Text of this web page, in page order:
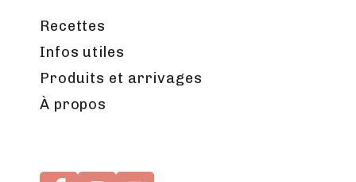
Recettes
Infos utiles
Produits et arrivages
À propos